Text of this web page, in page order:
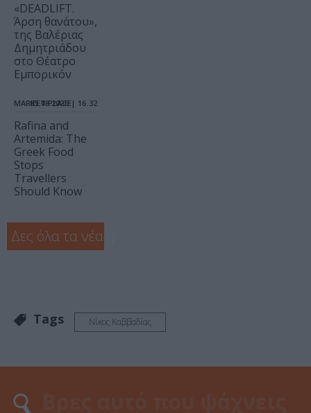
«DEADLIFT.
Άρση θανάτου»,
της Βαλέριας
Δημητριάδου
στο Θέατρο
Εμπορικόν
MARKET PLACE
05.08.2026 | 16.32
Rafina and
Artemida: The
Greek Food
Stops
Travellers
Should Know
Δες όλα τα νέα
Tags Νίκος Καββαδίας